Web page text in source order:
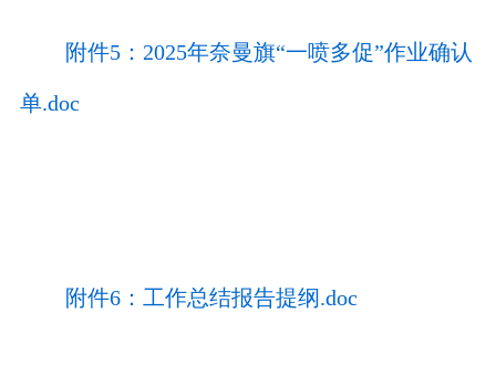
附件5：2025年奈曼旗“一喷多促”作业确认
单.doc
附件6：工作总结报告提纲.doc